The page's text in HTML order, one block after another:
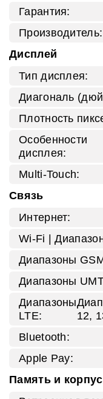
Гарантия:
Производитель:
Дисплей
Тип дисплея:
Диагональ
Плотность
Особенности
дисплея:
Multi-Touch:
Связь
Интернет:
Wi‑Fi |
Диапазоны
Диапазоны
Диапазоны
LTE:
12,
Bluetooth:
Apple Pay:
Память и корпус